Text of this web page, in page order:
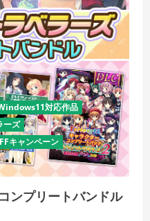
対応作品
ーズ
キャンペーン
ンプリートバンドル